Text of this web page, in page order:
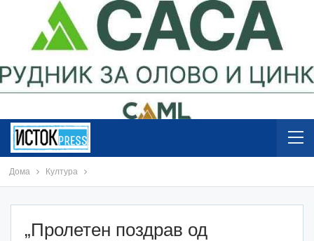
Дома Култура
„Пролетен поздрав од